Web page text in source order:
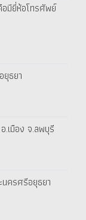
อมียี่ห้อโทรศัพย์
ยุธยา
.เมือง จ.ลพบุรี
ครศรีอยุธยา